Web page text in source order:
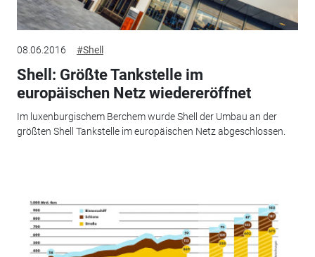
08.06.2016 #Shell
Shell: Größte Tankstelle im
europäischen Netz wiedereröffnet
Im luxenburgischem Berchem wurde Shell der Umbau an der
größten Shell Tankstelle im europäischen Netz abgeschlossen.